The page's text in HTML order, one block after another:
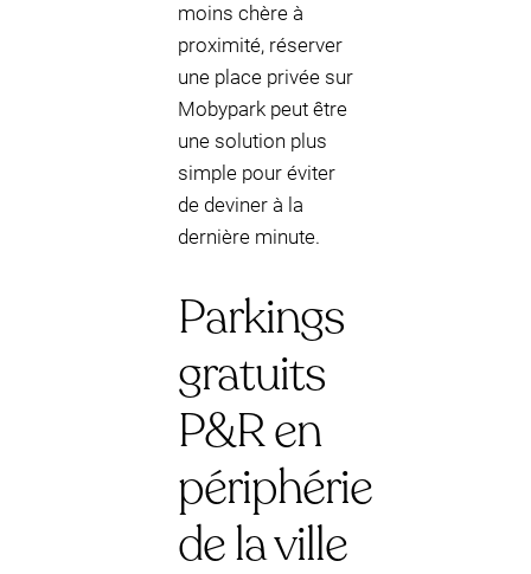
moins chère à
proximité, réserver
une place privée sur
Mobypark peut être
une solution plus
simple pour éviter
de deviner à la
dernière minute.
Parkings
gratuits
P&R en
périphérie
de la ville